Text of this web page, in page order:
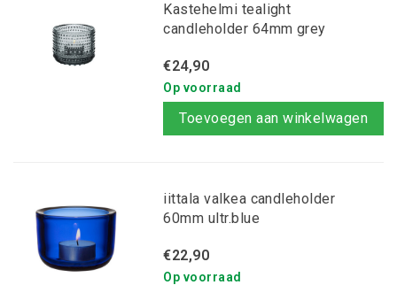
Kastehelmi tealight
candleholder 64mm grey
€24,90
Op voorraad
Toevoegen aan winkelwagen
iittala valkea candleholder
60mm ultr.blue
€22,90
Op voorraad